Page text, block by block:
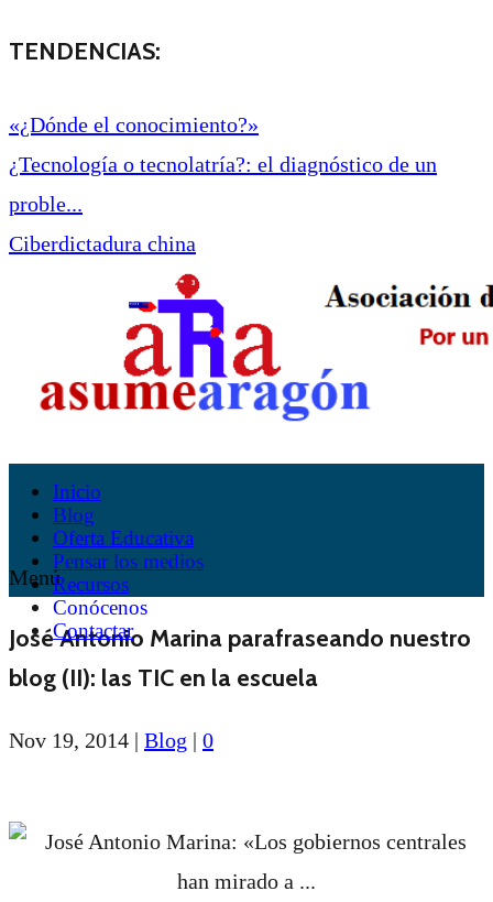
TENDENCIAS:
«¿Dónde el conocimiento?»
¿Tecnología o tecnolatría?: el diagnóstico de un
proble...
Ciberdictadura china
Inicio
Blog
Oferta Educativa
Pensar los medios
Recursos
Conócenos
Contactar
Menú
José Antonio Marina parafraseando nuestro
blog (II): las TIC en la escuela
Nov 19, 2014 | Blog | 0